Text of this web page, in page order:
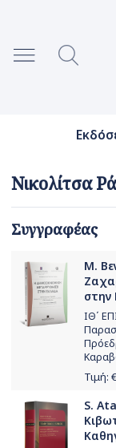
Νικολίτσα
Συγγραφέας
Μ.
στην
ΙΘ΄
Τιμή: €
S.